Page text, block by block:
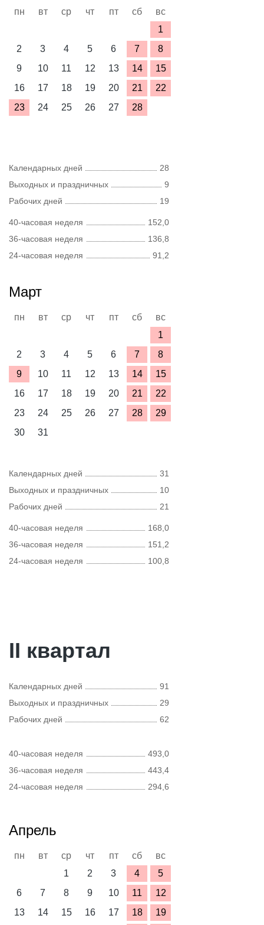
пн вт ср чт пт сб
вс
1
2
3 4 5 6 7
8
9
10 11 12 13 14
15
16
17 18 19 20 21
22
23
24 25 26 27 28
Календарных дней
28
Выходных и праздничных
9
Рабочих дней
19
40-часовая неделя
152,0
36-часовая неделя
136,8
24-часовая неделя
91,2
Март
пн вт ср чт пт сб
вс
1
2
3 4 5 6 7
8
9
10 11 12 13 14
15
16
17 18 19 20 21
22
23
24 25 26 27 28
29
30
31
Календарных дней
31
Выходных и праздничных
10
Рабочих дней
21
40-часовая неделя
168,0
36-часовая неделя
151,2
24-часовая неделя
100,8
II квартал
Календарных дней
91
Выходных и праздничных
29
Рабочих дней
62
40-часовая неделя
493,0
36-часовая неделя
443,4
24-часовая неделя
294,6
Апрель
пн вт ср чт пт сб
вс
1
2 3 4
5
6
7 8 9 10 11
12
13
14 15 16 17 18
19